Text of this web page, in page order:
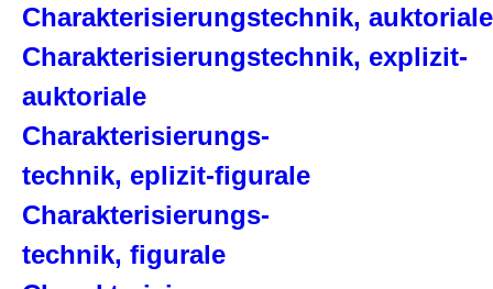
Charakterisierungstechnik, auktoriale
Charakterisierungstechnik, explizit-
auktoriale
Charakterisierungs-
technik, eplizit-figurale
Charakterisierungs-
technik, figurale